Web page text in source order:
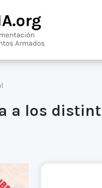
a los